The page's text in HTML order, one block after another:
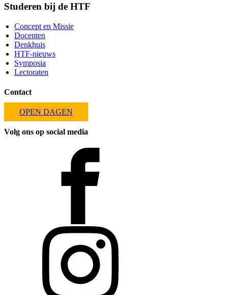
Studeren bij de HTF
Concept en Missie
Docenten
Denkhuis
HTF-nieuws
Symposia
Lectoraten
Contact
OPEN DAGEN
Volg ons op social media